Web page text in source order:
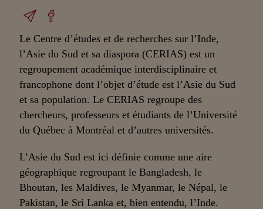
Le Centre d’études et de recherches sur l’Inde,
l’Asie du Sud et sa diaspora (CERIAS) est un
regroupement académique interdisciplinaire et
francophone dont l’objet d’étude est l’Asie du Sud
et sa population. Le CERIAS regroupe des
chercheurs, professeurs et étudiants de l’Université
du Québec à Montréal et d’autres universités.
L’Asie du Sud est ici définie comme une aire
géographique regroupant le Bangladesh, le
Bhoutan, les Maldives, le Myanmar, le Népal, le
Pakistan, le Sri Lanka et, bien entendu, l’Inde.